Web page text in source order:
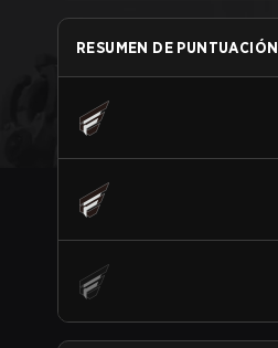
RESUMEN DE PUNTUACIÓN